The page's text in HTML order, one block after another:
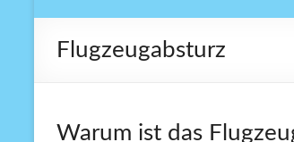
Flugzeugabsturz
Warum ist das